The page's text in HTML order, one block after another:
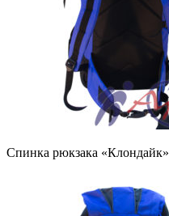
Спинка рюкзака «Клондайк»